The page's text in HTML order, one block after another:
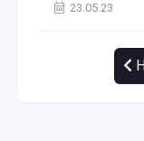
23.05.23